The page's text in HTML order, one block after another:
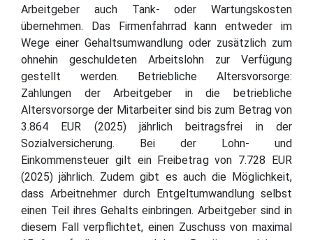
Arbeitgeber auch Tank- oder Wartungskosten
übernehmen. Das Firmenfahrrad kann entweder im
Wege einer Gehaltsumwandlung oder zusätzlich zum
ohnehin geschuldeten Arbeitslohn zur Verfügung
gestellt werden. Betriebliche Altersvorsorge:
Zahlungen der Arbeitgeber in die betriebliche
Altersvorsorge der Mitarbeiter sind bis zum Betrag von
3.864 EUR (2025) jährlich beitragsfrei in der
Sozialversicherung. Bei der Lohn- und
Einkommensteuer gilt ein Freibetrag von 7.728 EUR
(2025) jährlich. Zudem gibt es auch die Möglichkeit,
dass Arbeitnehmer durch Entgeltumwandlung selbst
einen Teil ihres Gehalts einbringen. Arbeitgeber sind in
diesem Fall verpflichtet, einen Zuschuss von maximal